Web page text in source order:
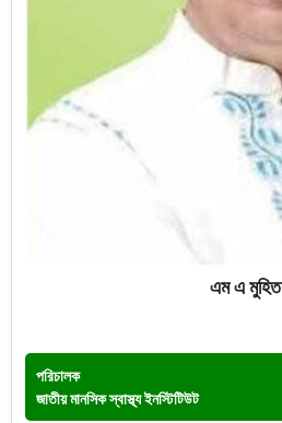
এম এ মুহিত
পরিচালক
জাতীয় মানসিক স্বাস্থ্য ইনস্টিটিউট